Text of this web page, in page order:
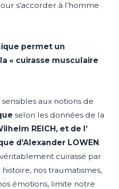
s’accorder à l’homme
permet un
« cuirasse musculaire
aux notions de
selon les données de la
REICH, et de l’
d’Alexander LOWEN.
cuirassé par
nos traumatismes,
émotions, limite notre